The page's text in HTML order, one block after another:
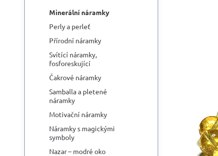
Minerální náramky
Perly a perleť
Přírodní náramky
Svítící náramky,
fosforeskující
Čakrové náramky
Samballa a pletené
náramky
Motivační náramky
Náramky s magickými
symboly
Nazar – modré oko